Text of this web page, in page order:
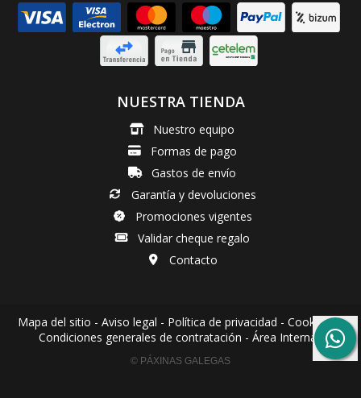
NUESTRA TIENDA
Nuestro equipo
Formas de pago
Gastos de envío
Garantía y devoluciones
Promociones vigentes
Validar cheque regalo
Contacto
Mapa del sitio - Aviso legal - Política de privacidad - Cookies-
Condiciones generales de contratación - Área Interna
© PÁXINAS GALEGAS